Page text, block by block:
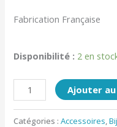
Fabrication Française
Disponibilité : 2 en
Ajouter
Catégories :Accessoires,